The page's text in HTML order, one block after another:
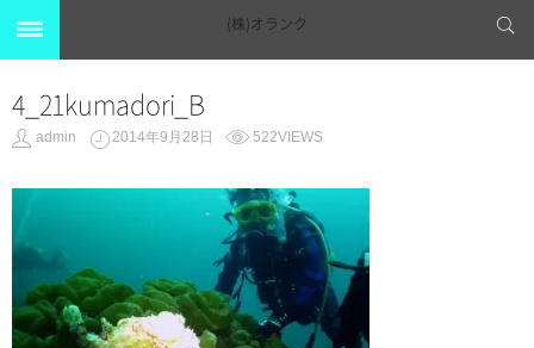
(株)オランク
4_21kumadori_B
admin 2014年9月28日 522VIEWS